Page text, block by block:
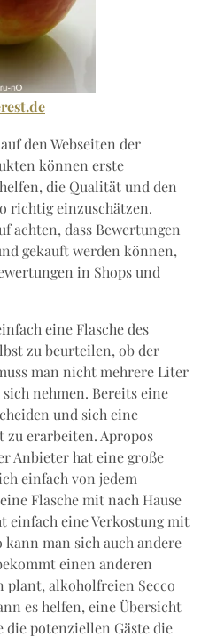
den Webseiten der
können erste
die Qualität und den
richtig einzuschätzen.
achten, dass Bewertungen
gekauft werden können,
in Shops und
eine Flasche des
zu beurteilen, ob der
man nicht mehrere Liter
nehmen. Bereits eine
und sich eine
zu erarbeiten. Apropos
Anbieter hat eine große
einfach von jedem
Flasche mit nach Hause
einfach eine Verkostung mit
kann man sich auch andere
einen anderen
plant, alkoholfreien Secco
es helfen, eine Übersicht
die potenziellen Gäste die